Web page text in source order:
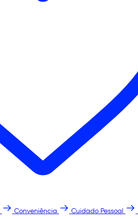
Conveniência Cuidado Pessoal